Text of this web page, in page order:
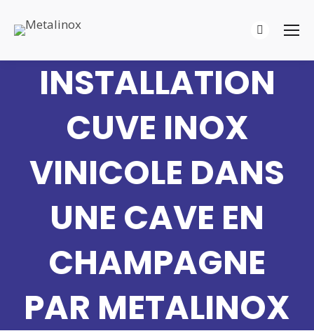
La
LinkedIn
s'ouvre
fenêtre
INSTALLATION
CUVE INOX
VINICOLE DANS
UNE CAVE EN
CHAMPAGNE
PAR METALINOX